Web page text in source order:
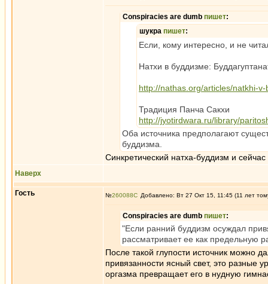
Conspiracies are dumb пишет:
шукра пишет:
Если, кому интересно, и не
Натхи в буддизме:
http://nathas.org/articles/natkhi-
Традиция Панча Сакхи
http://jyotirdwara.ru/library/
Оба источника предполагают
буддизма.
Синкретический натха-буддизм и
Наверх
Гость №260088 Добавлено: Вт 27 Окт 15, 11:45 (11 лет
Conspiracies are dumb пишет:
"Если ранний буддизм осуждал
рассматривает ее как предельную
После такой глупости источник можно
привязанности ясный свет, это разные
оргазма превращает его в нудную